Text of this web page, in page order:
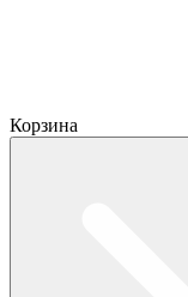
Корзина